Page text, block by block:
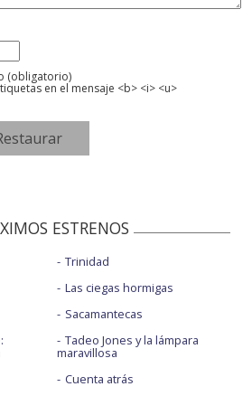
(obligatorio)
en el mensaje <b> <i> <u>
ESTRENOS
Trinidad
Las ciegas hormigas
Sacamantecas
Tadeo Jones y la lámpara
maravillosa
Cuenta atrás